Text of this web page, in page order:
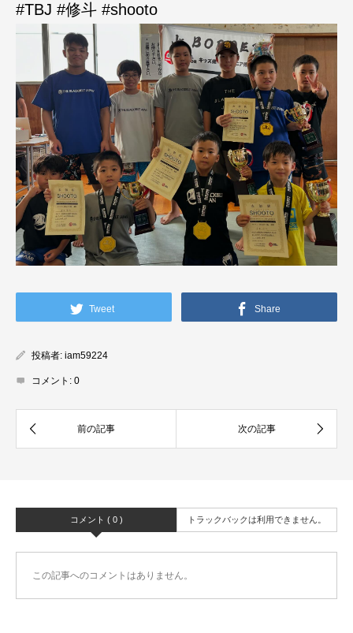
#TBJ #修斗 #shooto
Tweet Share
投稿者: iam59224
コメント: 0
コメント ( 0 ) トラックバックは利用できません。
この記事へのコメントはありません。